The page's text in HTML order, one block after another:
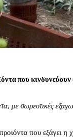
που
με σωρευτικές
που εξάγει η